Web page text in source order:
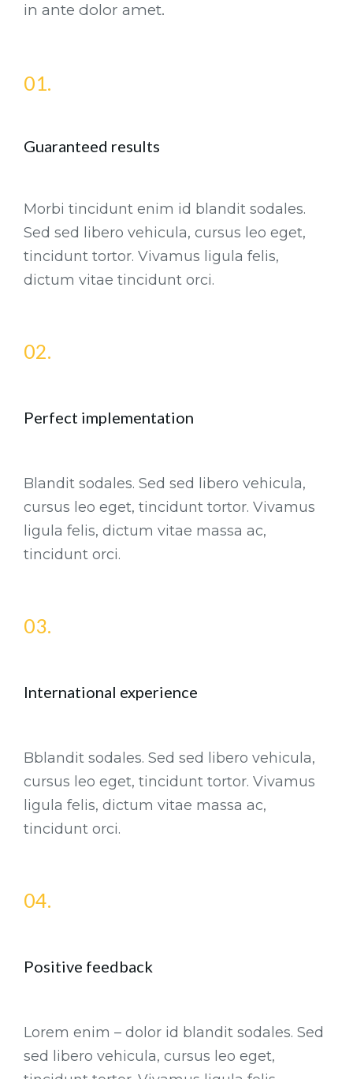
in ante dolor amet.
01.
Guaranteed results
Morbi tincidunt enim id blandit sodales.
Sed sed libero vehicula, cursus leo eget,
tincidunt tortor. Vivamus ligula felis,
dictum vitae tincidunt orci.
02.
Perfect implementation
Blandit sodales. Sed sed libero vehicula,
cursus leo eget, tincidunt tortor. Vivamus
ligula felis, dictum vitae massa ac,
tincidunt orci.
03.
International experience
Bblandit sodales. Sed sed libero vehicula,
cursus leo eget, tincidunt tortor. Vivamus
ligula felis, dictum vitae massa ac,
tincidunt orci.
04.
Positive feedback
Lorem enim – dolor id blandit sodales. Sed
sed libero vehicula, cursus leo eget,